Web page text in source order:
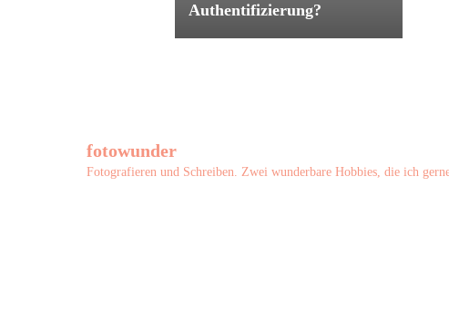
Authentifizierung?
fotowunder
Fotografieren und Schreiben. Zwei wunderbare Hobbies, die ich